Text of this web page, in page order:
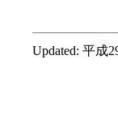
Updated: 平成